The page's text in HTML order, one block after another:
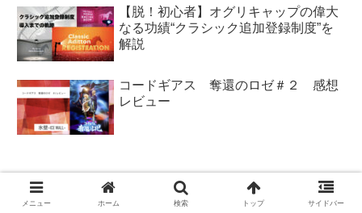
【脱！初心者】オグリキャップの偉大
なる功績“クラシック追加登録制度”を
解説
コードギアス 奪還のロゼ＃２ 感想
レビュー
プレゼンEmulate シンデレラグレイ
メニュー ホーム 検索 トップ サイドバー